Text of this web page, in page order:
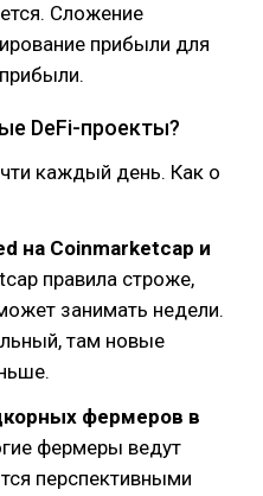
Сложение
прибыли для
DeFi-проекты?
каждый день. Как о
на Coinmarketcap и
правила строже,
занимать недели.
там новые
фермеров в
фермеры ведут
перспективными